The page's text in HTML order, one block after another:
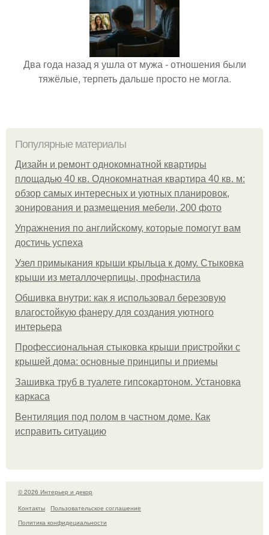
Два года назад я ушла от мужа - отношения были
тяжёлые, терпеть дальше просто не могла.
Популярные материалы
Дизайн и ремонт однокомнатной квартиры
площадью 40 кв. Однокомнатная квартира 40 кв. м:
обзор самых интересных и уютных планировок,
зонирования и размещения мебели, 200 фото
Упражнения по английскому, которые помогут вам
достичь успеха
Узел примыкания крыши крыльца к дому. Стыковка
крыши из металлочерпицы, профнастила
Обшивка внутри: как я использовал березовую
влагостойкую фанеру для создания уютного
интерьера
Профессиональная стыковка крыши пристройки с
крышей дома: основные принципы и приемы
Зашивка труб в туалете гипсокартоном. Установка
каркаса
Вентиляция под полом в частном доме. Как
исправить ситуацию
© 2026 Интерьер и декор
Контакты
Пользовательское соглашение
Политика конфидециальности